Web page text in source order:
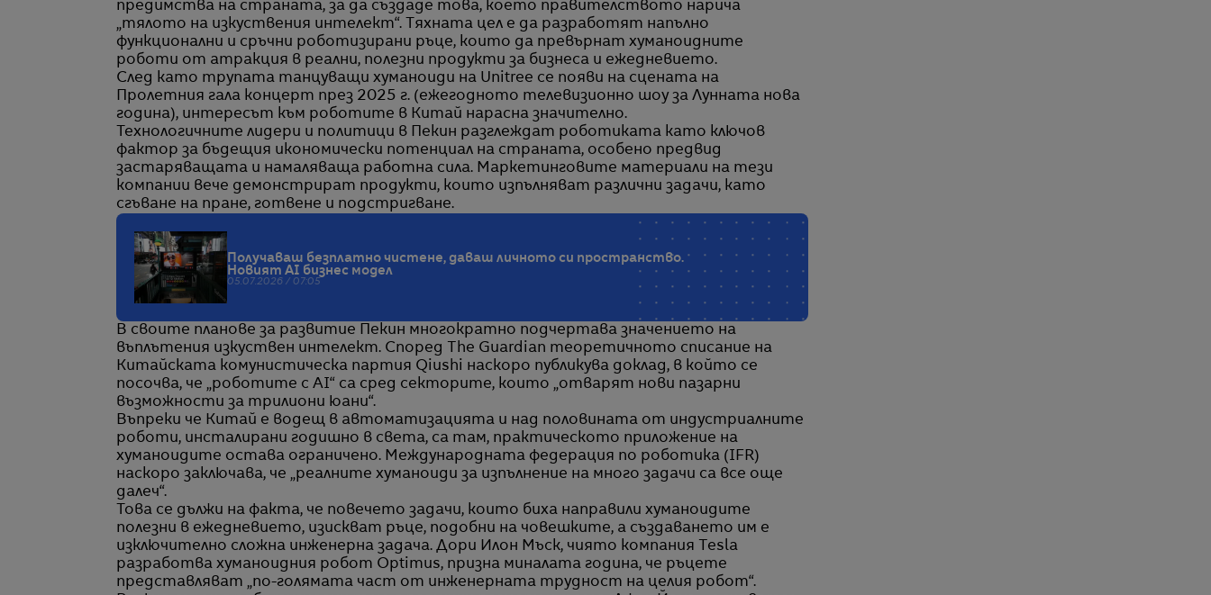
предимства на страната, за да създаде това, което правителството нарича
„тялото на изкуствения интелект“. Тяхната цел е да разработят напълно
функционални и сръчни роботизирани ръце, които да превърнат хуманоидните
роботи от атракция в реални, полезни продукти за бизнеса и ежедневието.
След като трупата танцуващи хуманоиди на Unitree се появи на сцената на
Пролетния гала концерт през 2025 г. (ежегодното телевизионно шоу за Лунната нова
година), интересът към роботите в Китай нарасна значително.
Технологичните лидери и политици в Пекин разглеждат роботиката като ключов
фактор за бъдещия икономически потенциал на страната, особено предвид
застаряващата и намаляваща работна сила. Маркетинговите материали на тези
компании вече демонстрират продукти, които изпълняват различни задачи, като
сгъване на пране, готвене и подстригване.
Получаваш безплатно чистене, даваш личното си пространство.
Новият AI бизнес модел
05.07.2026 / 07:05
В своите планове за развитие Пекин многократно подчертава значението на
въплътения изкуствен интелект. Според The Guardian теоретичното списание на
Китайската комунистическа партия Qiushi наскоро публикува доклад, в който се
посочва, че „роботите с AI“ са сред секторите, които „отварят нови пазарни
възможности за трилиони юани“.
Въпреки че Китай е водещ в автоматизацията и над половината от индустриалните
роботи, инсталирани годишно в света, са там, практическото приложение на
хуманоидите остава ограничено. Международната федерация по роботика (IFR)
наскоро заключава, че „реалните хуманоиди за изпълнение на много задачи са все още
далеч“.
Това се дължи на факта, че повечето задачи, които биха направили хуманоидите
полезни в ежедневието, изискват ръце, подобни на човешките, а създаването им е
изключително сложна инженерна задача. Дори Илон Мъск, чиято компания Tesla
разработва хуманоидния робот Optimus, призна миналата година, че ръцете
представляват „по-голямата част от инженерната трудност на целия робот“.